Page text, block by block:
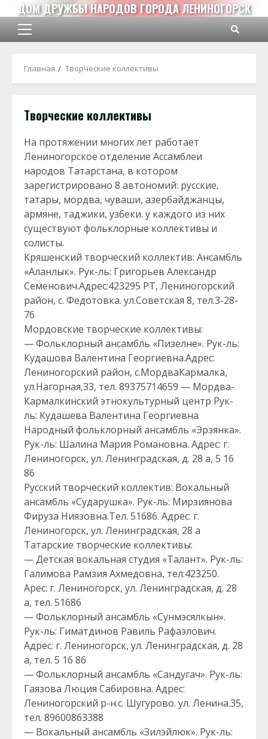
Перейти
к
содержимому
ДОМ ДРУЖБЫ НАРОДОВ ГОРОДА ЛЕНИНОГОРСК
Основное
Главная Творческие коллективы
Творческие коллективы
На протяжении многих лет работает
Лениногорское отделение Ассамблеи
народов Татарстана, в котором
зарегистрировано 8 автономий: русские,
татары, мордва, чуваши, азербайджанцы,
армяне, таджики, узбеки. у каждого из них
существуют фольклорные коллективы и
солисты.
Кряшенский творческий коллектив: Ансамбль
«Аланлык». Рук-ль: Григорьев Александр
Семенович.Адрес:423295 РТ, Лениногорский
район, с. Федотовка. ул.Советская 8, тел.3-28-
76
Мордовские творческие коллективы:
— Фольклорный ансамбль «Пизелне». Рук-ль:
Кудашова Валентина Георгиевна.Адрес:
Лениногорский район, с.МордваКармалка,
ул.Нагорная,33, тел. 89375714659 — Мордва-
Кармалкинский этнокультурный центр Рук-
ль: Кудашева Валентина Георгиевна
Народный фольклорный ансамбль «Эрзянка».
Рук-ль: Шалина Мария Романовна. Адрес: г.
Лениногорск, ул. Ленинградская, д. 28 а, 5 16
86
Русский творческий коллектив: Вокальный
ансамбль «Сударушка». Рук-ль: Мирзиянова
Фируза Ниязовна.Тел. 51686. Адрес: г.
Лениногорск, ул. Ленинградская, 28 а
Татарские творческие коллективы:
— Детская вокальная студия «Талант». Рук-ль:
Галимова Рамзия Ахмедовна, тел:423250.
Арес: г. Лениногорск, ул. Ленинградская, д. 28
а, тел. 51686
— Фольклорный ансамбль «Сунмэсялкын».
Рук-ль: Гиматдинов Равиль Рафаэлович.
Адрес: г. Лениногорск, ул. Ленинградская, д. 28
а, тел. 5 16 86
— Фольклорный ансамбль «Сандугач». Рук-ль:
Гаязова Люция Сабировна. Адрес:
Лениногорский р-н.с. Шугурово. ул. Ленина.35,
тел. 89600863388
— Вокальный ансамбль «Зилэйлюк». Рук-ль: